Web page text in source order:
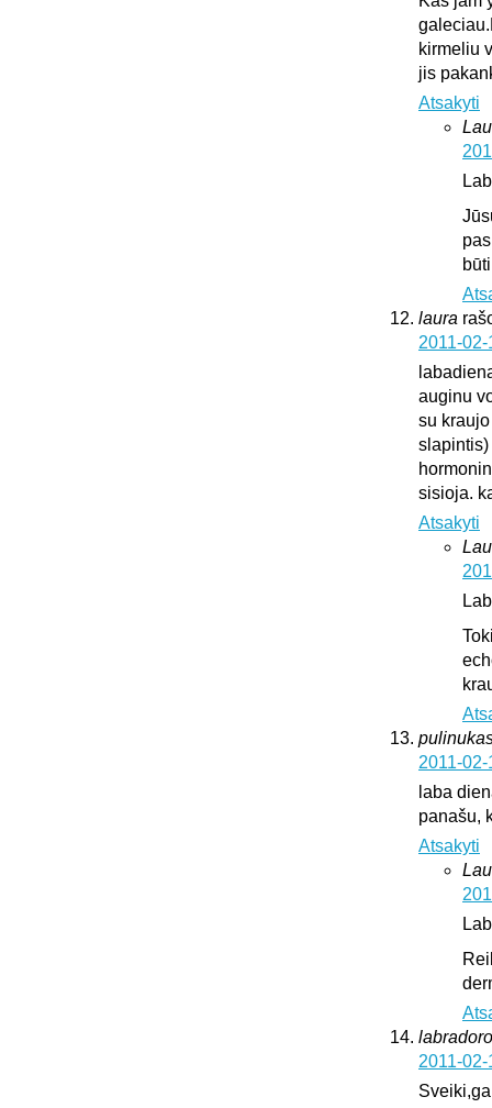
kirmeliu
jis
Atsakyti
laura
2011-
auginu
su
sisioja.
Atsakyti
2011-
laba
panašu,
Atsakyti
2011-